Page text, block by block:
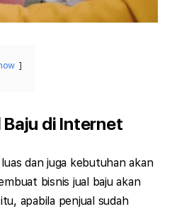
di Internet
dan juga kebutuhan akan
bisnis jual baju akan
apabila penjual sudah